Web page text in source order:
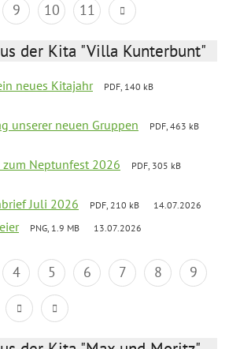
9 10 11
der Kita "Villa Kunterbunt"
neues Kitajahr
PDF, 140 kB
unserer neuen Gruppen
PDF, 463 kB
Neptunfest 2026
PDF, 305 kB
Juli 2026 PDF, 210 kB 14.07.2026
PNG, 1.9 MB 13.07.2026
4 5 6 7 8
9